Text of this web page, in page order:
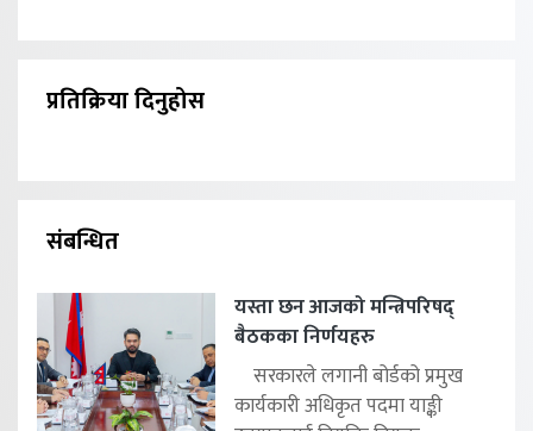
प्रतिक्रिया दिनुहोस
संबन्धित
यस्ता छन आजको मन्त्रिपरिषद्
बैठकका निर्णयहरु
सरकारले लगानी बोर्डको प्रमुख
कार्यकारी अधिकृत पदमा याङ्की